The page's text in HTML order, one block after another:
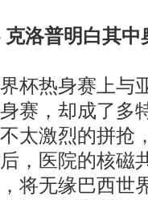
洛普明白其中
热身赛上与
赛，却成了多
太激烈的拼抢
，医院的核磁
将无缘巴西世